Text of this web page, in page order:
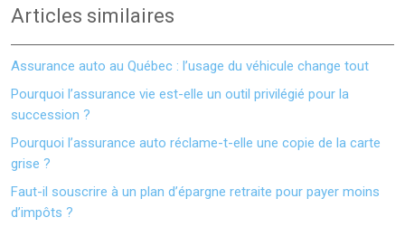
Articles similaires
Assurance auto au Québec : l’usage du véhicule change tout
Pourquoi l’assurance vie est-elle un outil privilégié pour la
succession ?
Pourquoi l’assurance auto réclame-t-elle une copie de la carte
grise ?
Faut-il souscrire à un plan d’épargne retraite pour payer moins
d’impôts ?